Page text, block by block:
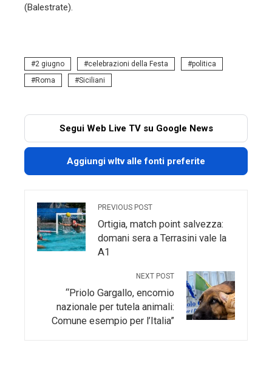
(Balestrate).
2 giugno celebrazioni della Festa
politica
Roma
Siciliani
Segui Web Live TV su Google News
Aggiungi wltv alle fonti preferite
PREVIOUS POST
Ortigia, match point salvezza:
domani sera a Terrasini vale la
A1
NEXT POST
“Priolo Gargallo, encomio
nazionale per tutela animali:
Comune esempio per l’Italia”